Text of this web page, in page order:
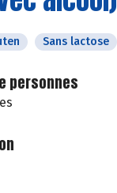
Sans lactose
personnes